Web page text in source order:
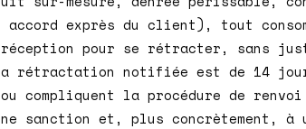
accord exprès du client), tout
réception pour se rétracter, sans
rétractation notifiée est de 14 jours
la procédure de renvoi
sanction et, plus concrètement, à